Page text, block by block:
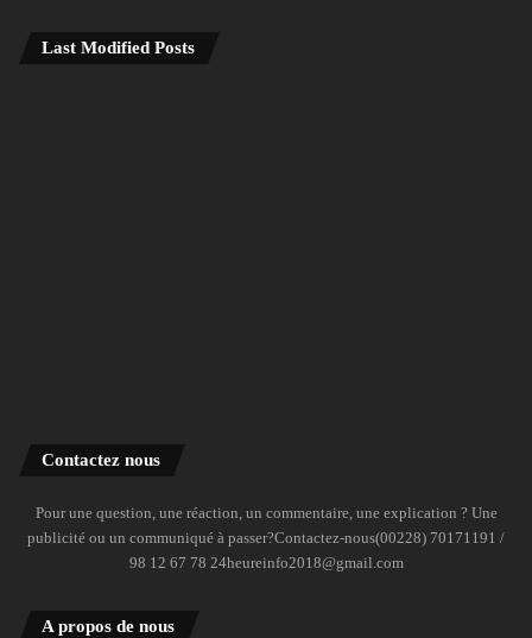
Last Modified Posts
Contactez nous
Pour une question, une réaction, un commentaire, une explication ? Une
publicité ou un communiqué à passer?Contactez-nous(00228) 70171191 /
98 12 67 78 24heureinfo2018@gmail.com
A propos de nous